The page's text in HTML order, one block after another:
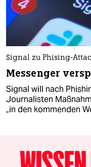
Signal zu Phising-
Messenger
Signal will nach
Journalisten
„in den kommenden